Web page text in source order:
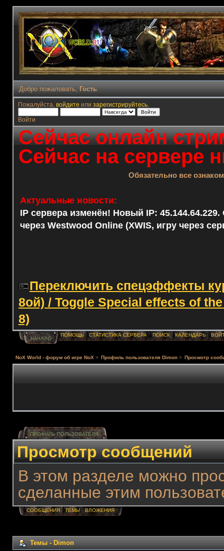
Добро пожаловать, Гость
Пожалуйста, войдите или зарегистрируйтесь.
Войти
Сейчас онлайн
Сейчас на сервере
Обязательно все
Актуальные новости:
IP сервера изменён! Новый IP: 45.144.64.229.
через Westwood Online (XWIS, игру через
Переключить спецэффекты
8ой) / Toggle Special effects of
8)
НАЧАЛО
ПОМОЩЬ СТАТИСТИКА СЕРВЕРА ПОИСК КАЛЕНДАРЬ
NoX World - форум об игре NoX > Профиль пользователя Dimon > Просмотр
ПРОФИЛЬ ПОЛЬЗОВАТЕЛЯ
Просмотр сообщений
В этом разделе можно
сделанные этим
СООБЩЕНИЯ ТЕМЫ ВЛОЖЕНИЯ
Темы - Dimon